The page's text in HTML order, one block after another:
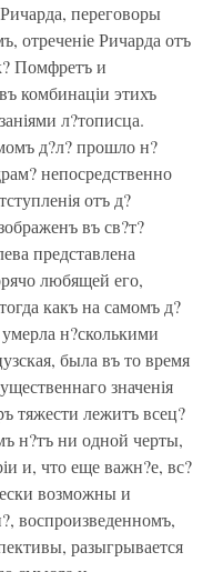
переговоры
отреченіе Ричарда отъ
Помфретъ и
комбинаціи этихъ
л?тописца.
д?л? прошло н?
непосредственно
отъ д?
въ св?т?
представлена
любящей его,
какъ на самомъ д?
н?сколькими
была въ то время
значенія
тяжести лежитъ всец?
н?тъ ни одной черты,
и, что еще важн?е, вс?
возможны и
воспроизведенномъ,
разыгрывается